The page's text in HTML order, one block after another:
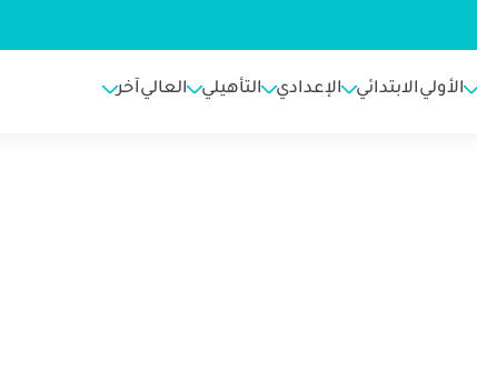
الأوليالابتدائي الإعدادي التأهيلي العاليآخر